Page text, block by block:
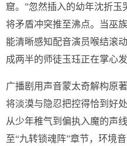
窟。”忽然插入的幼年沈折玉
将矛盾冲突推至沸点。当巫
能清晰感知配音演员喉结滚
成两半的师徒玉珏正在掌心发
广播剧用声音蒙太奇解构原
将淡漠与隐忍把控得恰到好
从少年稚气到偏执入魔的声
至“九转锁魂阵”章节，环境